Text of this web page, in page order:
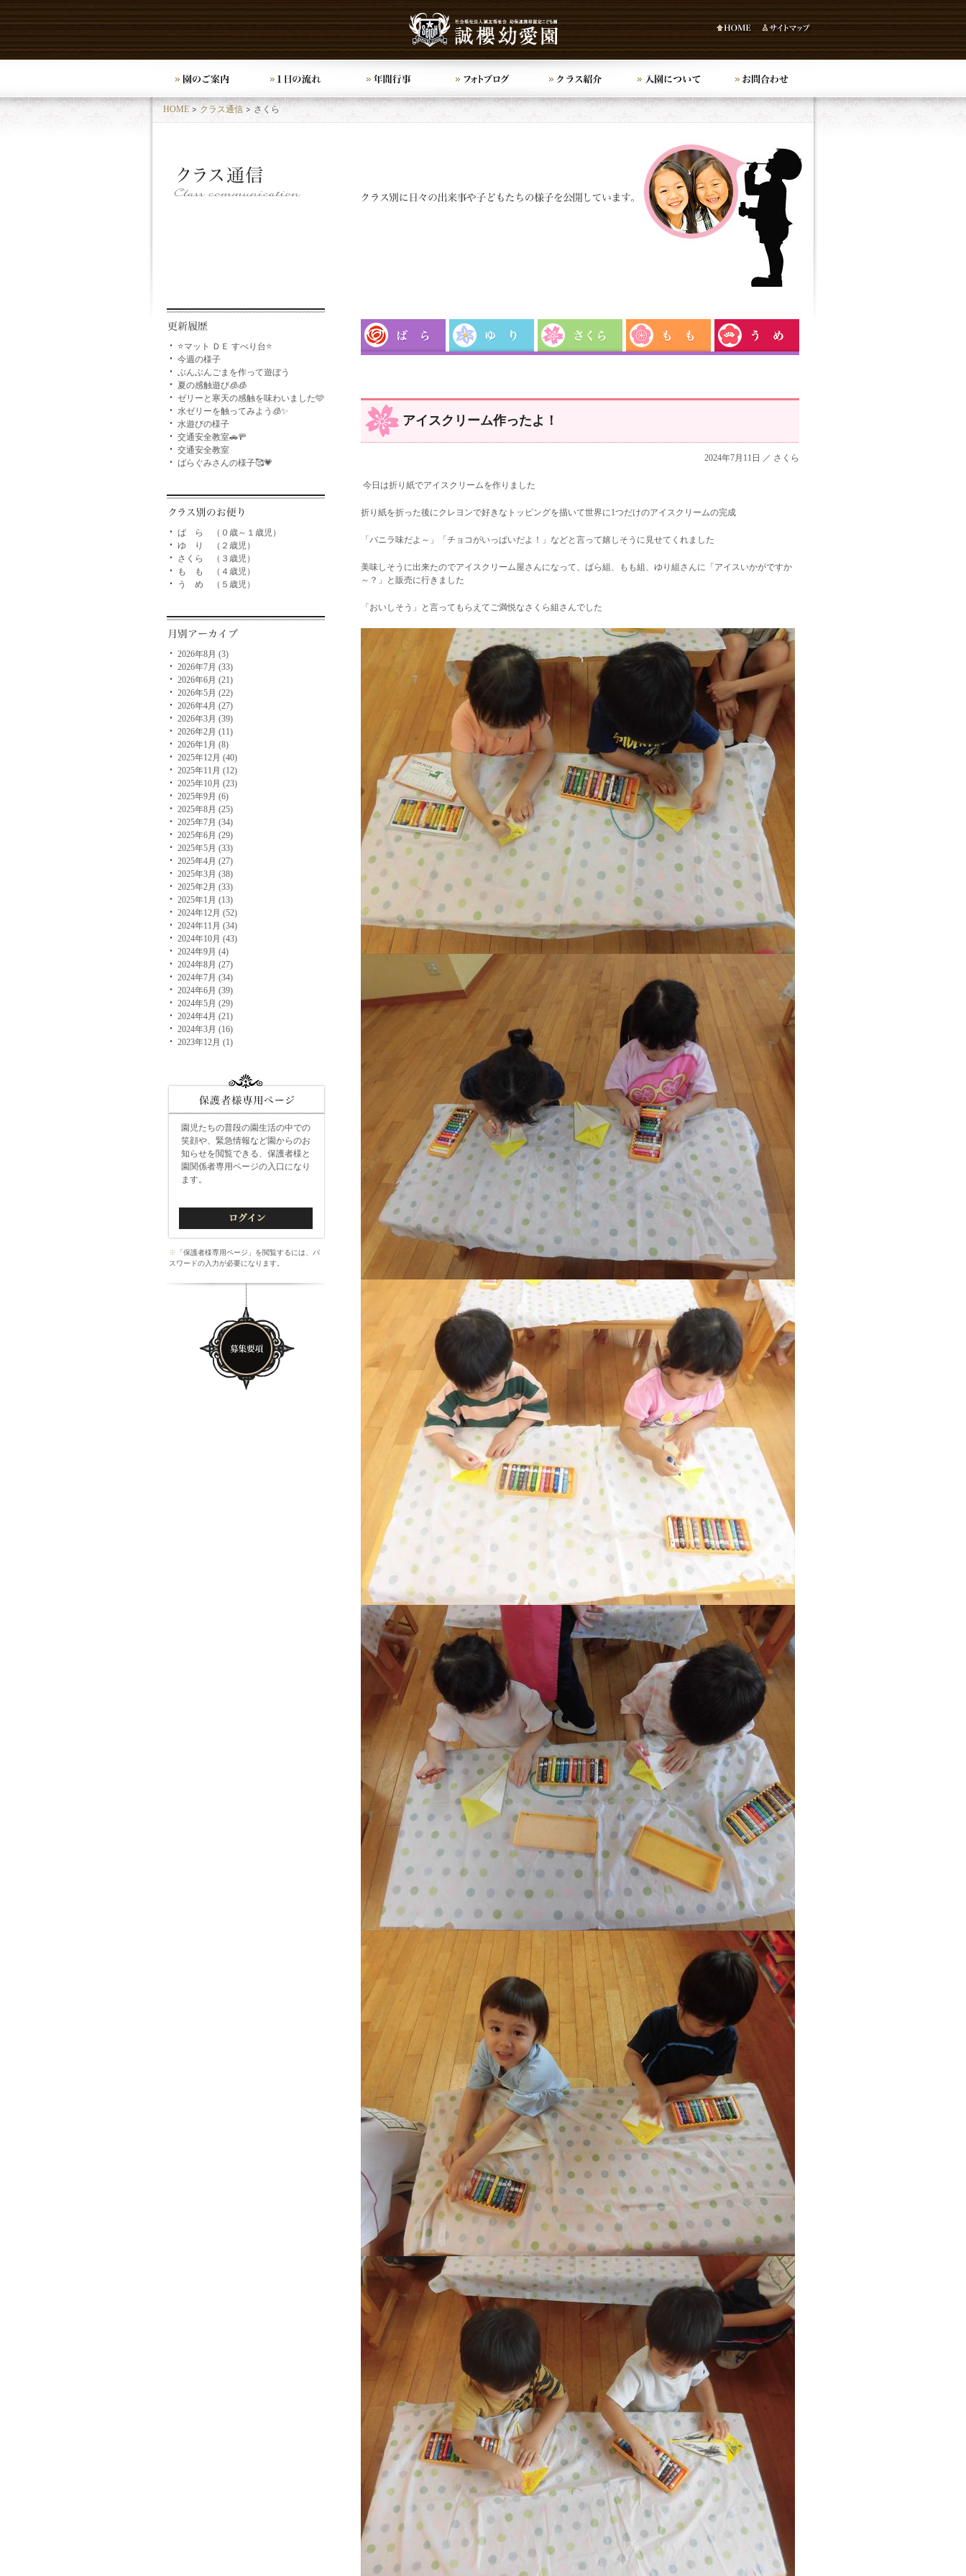
HOME クラス通信 さくら
⭐マット ＤＥ すべり台⭐
今週の様子
ぶんぶんごまを作って遊ぼう
夏の感触遊び🧊🧊
ゼリーと寒天の感触を味わいました🩵
水ゼリーを触ってみよう🧊✨
水遊びの様子
交通安全教室🚗🚥
交通安全教室
ばらぐみさんの様子🥰💗
ば ら （０歳～１歳児）
ゆ り （２歳児）
さくら （３歳児）
も も （４歳児）
う め （５歳児）
2026年8月 (3)
2026年7月 (33)
2026年6月 (21)
2026年5月 (22)
2026年4月 (27)
2026年3月 (39)
2026年2月 (11)
2026年1月 (8)
2025年12月 (40)
2025年11月 (12)
2025年10月 (23)
2025年9月 (6)
2025年8月 (25)
2025年7月 (34)
2025年6月 (29)
2025年5月 (33)
2025年4月 (27)
2025年3月 (38)
2025年2月 (33)
2025年1月 (13)
2024年12月 (52)
2024年11月 (34)
2024年10月 (43)
2024年9月 (4)
2024年8月 (27)
2024年7月 (34)
2024年6月 (39)
2024年5月 (29)
2024年4月 (21)
2024年3月 (16)
2023年12月 (1)
園児たちの普段の園生活の中での
笑顔や、緊急情報など園からのお
知らせを閲覧できる、保護者様と
園関係者専用ページの入口になり
ます。
※ 「保護者様専用ページ」を閲覧するには、パ
スワードの入力が必要になります。
アイスクリーム作ったよ！
2024年7月11日 ／ さくら
今日は折り紙でアイスクリームを作りました
折り紙を折った後にクレヨンで好きなトッピングを描いて世界に1つだけのアイスクリームの完成
「バニラ味だよ～」「チョコがいっぱいだよ！」などと言って嬉しそうに見せてくれました
美味しそうに出来たのでアイスクリーム屋さんになって、ばら組、もも組、ゆり組さんに「アイスいかがですか
～？」と販売に行きました
「おいしそう 」と言ってもらえてご満悦なさくら組さんでした